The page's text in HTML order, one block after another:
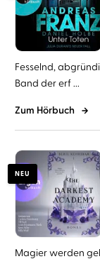
Fesselnd,
Band der erf ...
Zum Hörbuch
NEU
Magier werden